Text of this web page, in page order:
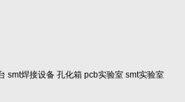
smt焊接设备 孔化箱 pcb实验室 smt实验室